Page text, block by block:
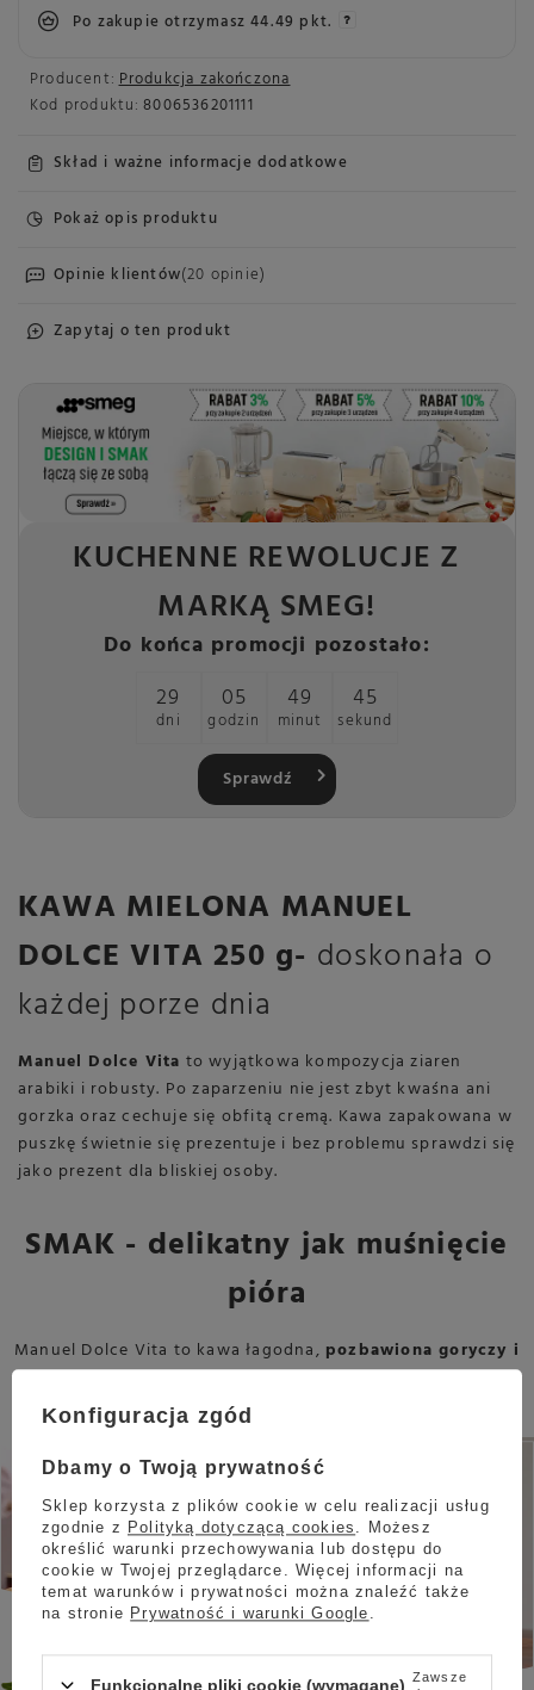
Producent: Produkcja zakończona
Kod produktu: 8006536201111
Skład i ważne informacje dodatkowe
Pokaż opis produktu
Opinie klientów(20 opinie)
Zapytaj o ten produkt
Po zakupie otrzymasz44.49 pkt.
KUCHENNE REWOLUCJE Z
MARKĄ SMEG!
Do końca promocji pozostało:
29
dni
05
godzin
49
minut
45
sekund
Sprawdź
KAWA MIELONA MANUEL
DOLCE VITA 250 g- doskonała o
każdej porze dnia
Manuel Dolce Vita to wyjątkowa kompozycja ziaren
arabiki i robusty. Po zaparzeniu nie jest zbyt kwaśna ani
gorzka oraz cechuje się obfitą cremą. Kawa zapakowana w
puszkę świetnie się prezentuje i bez problemu sprawdzi się
jako prezent dla bliskiej osoby.
SMAK - delikatny jak muśnięcie
pióra
Manuel Dolce Vita to kawa łagodna, pozbawiona goryczy i
kwasowości. Ponadto smak kawy jest słodki i można w niej
wyczuć delikatne nuty czekolady.
Proponowane sposoby
przygotowania
Kawy mielonej Manuel Dolce Vita
250g - NIEDOSTĘPNY
Konfiguracja zgód
Dbamy o Twoją prywatność
Sklep korzysta z plików cookie w celu realizacji usług
zgodnie z Polityką dotyczącą cookies
. Możesz
określić warunki przechowywania lub dostępu do
cookie w Twojej przeglądarce. Więcej informacji na
temat warunków i prywatności można znaleźć także
na stronie Prywatność i warunki Google
Funkcjonalne pliki cookie (wymagane) Zawsze